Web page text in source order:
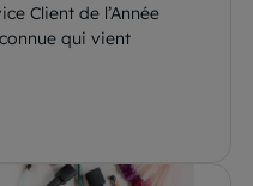
Client de l’Année
qui vient